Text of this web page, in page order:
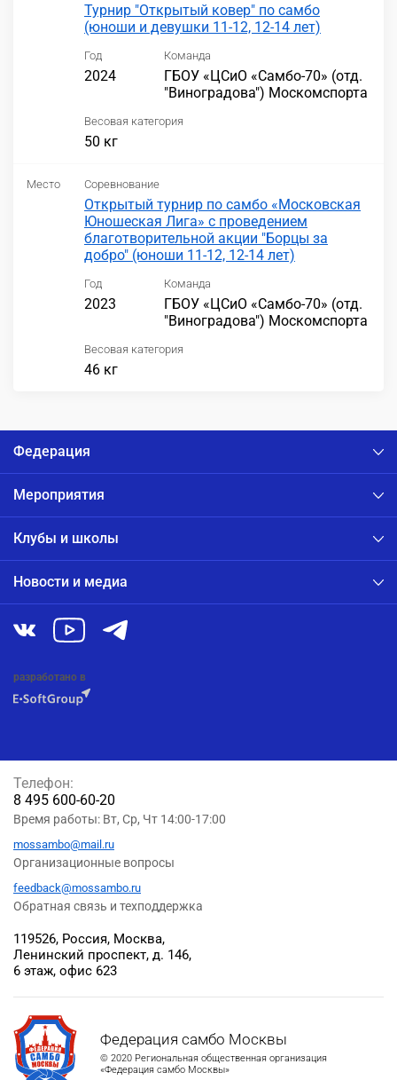
Турнир "Открытый ковер" по самбо
(юноши и девушки 11-12, 12-14 лет)
Год
2024
Команда
ГБОУ «ЦСиО «Самбо-70» (отд.
"Виноградова") Москомспорта
Весовая категория
50 кг
Место Соревнование
Открытый турнир по самбо «Московская
Юношеская Лига» с проведением
благотворительной акции "Борцы за
добро" (юноши 11-12, 12-14 лет)
Год
2023
Команда
ГБОУ «ЦСиО «Самбо-70» (отд.
"Виноградова") Москомспорта
Весовая категория
46 кг
Федерация
Мероприятия
Клубы и школы
Новости и медиа
разработано в
Федерация самбо Москвы
© 2020 Региональная общественная организация
«Федерация самбо Москвы»
119526, Россия, Москва,
Ленинский проспект, д. 146,
6 этаж, офис 623
Телефон:
8 495 600-60-20
Время работы: Вт, Ср, Чт 14:00-17:00
mossambo@mail.ru
Организационные вопросы
feedback@mossambo.ru
Обратная связь и техподдержка